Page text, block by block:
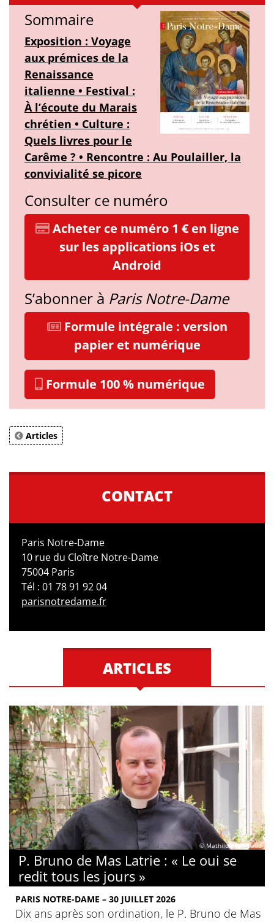
Sommaire
Exposition : Voyage
aux prémices de la
Renaissance
italienne • Festival :
À l’écoute du Marais
chrétien • Culture :
Quels livres pour le
Carême ? • Rencontre : Au Poulailler, la
convivialité se picore
Consulter ce numéro
Acheter ce numéro 1 € en ligne
sur les applications iOs et
Android
S’abonner à Paris Notre-Dame
Formule intégrale : version
papier et numérique
Formule 100 % numérique
Articles
CONTACT
Paris Notre-Dame
10 rue du Cloître Notre-Dame
75004 Paris
Tél : 01 78 91 92 04
parisnotredame.fr
ARTICLES
© Mathilde Rambaud
P. Bruno de Mas Latrie : « Le oui se
redit tous les jours »
PARIS NOTRE-DAME – 30 JUILLET 2026
Dix ans après son ordination, le P. Bruno de Mas